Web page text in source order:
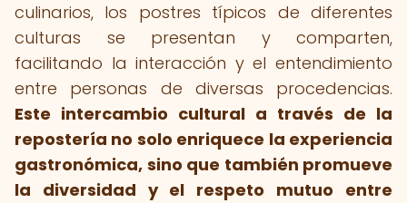
culinarios, los postres típicos de diferentes
culturas se presentan y comparten,
facilitando la interacción y el entendimiento
entre personas de diversas procedencias.
Este intercambio cultural a través de la
repostería no solo enriquece la experiencia
gastronómica, sino que también promueve
la diversidad y el respeto mutuo entre